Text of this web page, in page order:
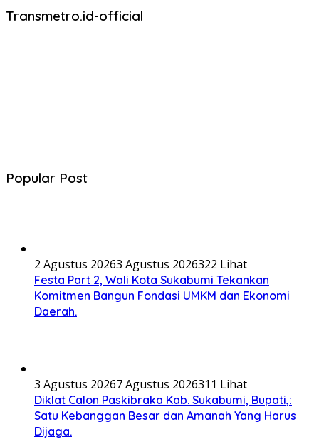
Transmetro.id-official
Popular Post
2 Agustus 20263 Agustus 2026322 Lihat
Festa Part 2, Wali Kota Sukabumi Tekankan
Komitmen Bangun Fondasi UMKM dan Ekonomi
Daerah.
3 Agustus 20267 Agustus 2026311 Lihat
Diklat Calon Paskibraka Kab. Sukabumi, Bupati,:
Satu Kebanggan Besar dan Amanah Yang Harus
Dijaga.